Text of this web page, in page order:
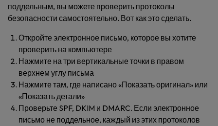
поддельным, вы можете проверить протоколы
безопасности самостоятельно. Вот как это сделать.
Откройте электронное письмо, которое вы хотите
проверить на компьютере
Нажмите на три вертикальные точки в правом
верхнем углу письма
Нажмите там, где написано «Показать оригинал» или
«Показать детали»
Проверьте SPF, DKIM и DMARC. Если электронное
письмо не поддельное, каждый из этих протоколов